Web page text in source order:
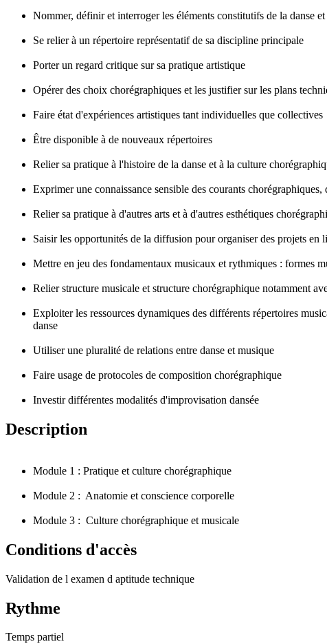
Nommer, définir et interroger les éléments constitutifs de la
Se relier à un répertoire représentatif de sa discipline principale
Porter un regard critique sur sa pratique artistique
Opérer des choix chorégraphiques et les justifier sur les plans
Faire état d'expériences artistiques tant individuelles que collectives
Être disponible à de nouveaux répertoires
Relier sa pratique à l'histoire de la danse et à la culture
Exprimer une connaissance sensible des courants
Relier sa pratique à d'autres arts et à d'autres esthétiques
Saisir les opportunités de la diffusion pour organiser des projets en
Mettre en jeu des fondamentaux musicaux et rythmiques : formes
Relier structure musicale et structure chorégraphique notamment
Exploiter les ressources dynamiques des différents répertoires
danse
Utiliser une pluralité de relations entre danse et musique
Faire usage de protocoles de composition chorégraphique
Investir différentes modalités d'improvisation dansée
Description
Module 1 : Pratique et culture chorégraphique
Module 2 : Anatomie et conscience corporelle
Module 3 : Culture chorégraphique et musicale
Conditions d'accès
Validation de l examen d aptitude technique
Rythme
Temps partiel